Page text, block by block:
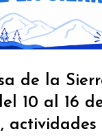
de la
10 al 16